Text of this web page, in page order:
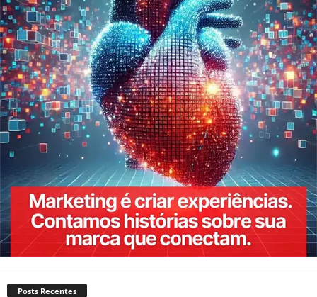
Posts Recentes